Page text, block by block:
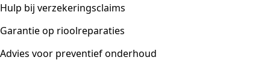
Hulp bij verzekeringsclaims
Garantie op rioolreparaties
Advies voor preventief onderhoud